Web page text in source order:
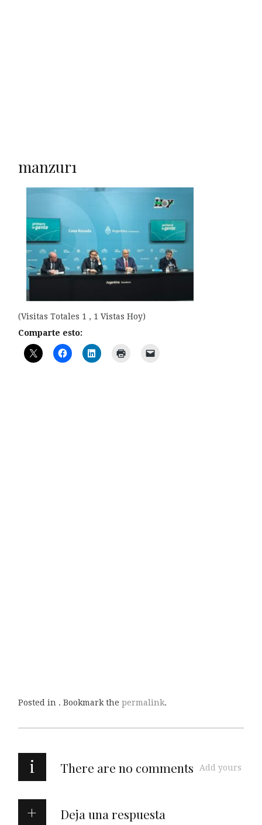
manzur1
(Visitas Totales 1 , 1 Vistas Hoy)
Comparte esto:
Posted in . Bookmark the permalink.
i There are no comments Add yours
Deja una respuesta